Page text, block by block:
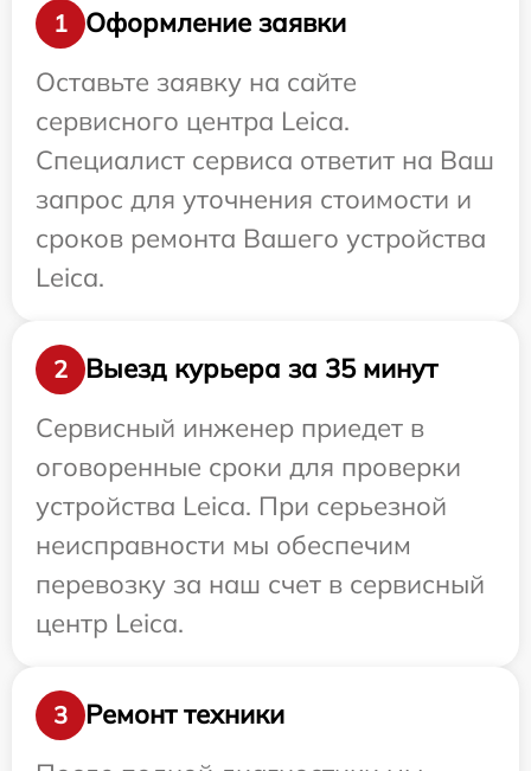
1
Оформление заявки
Оставьте заявку на сайте
сервисного центра Leica.
Специалист сервиса ответит на Ваш
запрос для уточнения стоимости и
сроков ремонта Вашего устройства
Leica.
2
Выезд курьера за 35 минут
Сервисный инженер приедет в
оговоренные сроки для проверки
устройства Leica. При серьезной
неисправности мы обеспечим
перевозку за наш счет в сервисный
центр Leica.
3
Ремонт техники